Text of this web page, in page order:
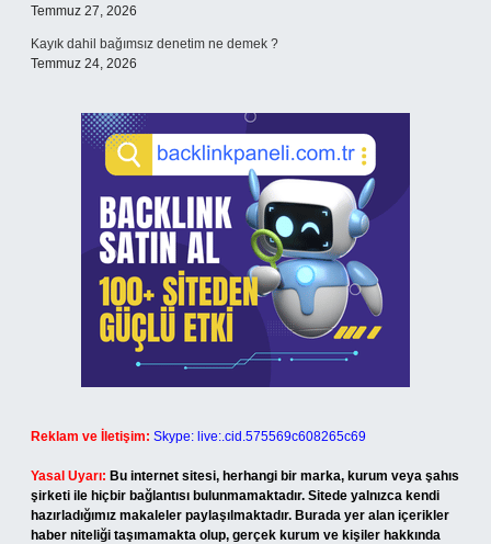
Temmuz 27, 2026
Kayık dahil bağımsız denetim ne demek ?
Temmuz 24, 2026
Reklam ve İletişim: Skype: live:.cid.575569c608265c69
Yasal Uyarı: Bu internet sitesi, herhangi bir marka, kurum veya şahıs
şirketi ile hiçbir bağlantısı bulunmamaktadır. Sitede yalnızca kendi
hazırladığımız makaleler paylaşılmaktadır. Burada yer alan içerikler
haber niteliği taşımamakta olup, gerçek kurum ve kişiler hakkında